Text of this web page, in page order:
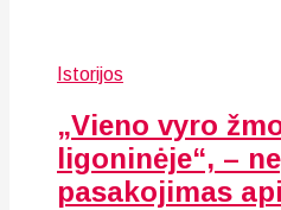
Istorijos
„Vieno vyro
ligoninėje“, –
pasakojimas